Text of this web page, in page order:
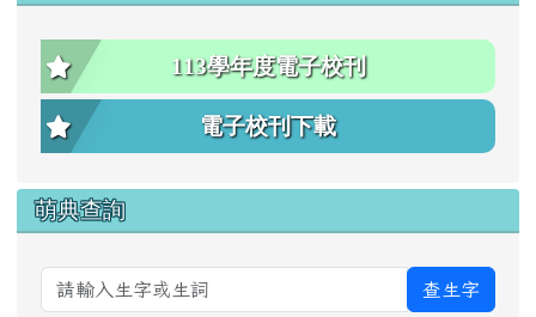
113學年度電子校刊
電子校刊下載
萌典查詢
查生字